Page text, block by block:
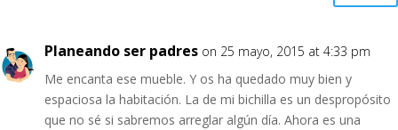
Planeando ser padres on 25 mayo, 2015 at 4:33 pm
Me encanta ese mueble. Y os ha quedado muy bien y
espaciosa la habitación. La de mi bichilla es un despropósito
que no sé si sabremos arreglar algún día. Ahora es una